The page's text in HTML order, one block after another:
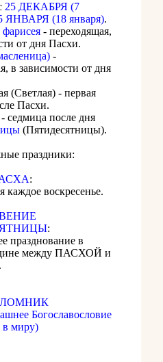
25 ДЕКАБРЯ (7
ЯНВАРЯ (18 января).
- переходящая,
от дня Пасхи.
-
в зависимости от дня
(Светлая) - первая
Пасхи.
седмица после дня
(Пятидесятницы).
праздники:
:
каждое воскресенье.
:
празднование в
между ПАСХОЙ и
Богославословие
в миру)